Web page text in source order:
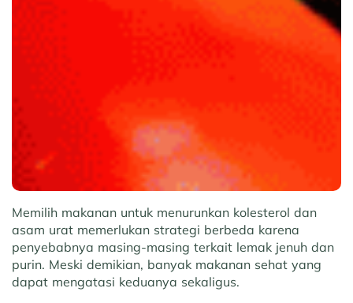
Memilih makanan untuk menurunkan kolesterol dan
asam urat memerlukan strategi berbeda karena
penyebabnya masing-masing terkait lemak jenuh dan
purin. Meski demikian, banyak makanan sehat yang
dapat mengatasi keduanya sekaligus.